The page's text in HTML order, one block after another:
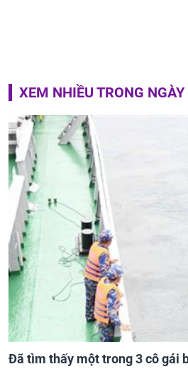
XEM NHIỀU TRONG NGÀY
Đã tìm thấy một trong 3 cô gái